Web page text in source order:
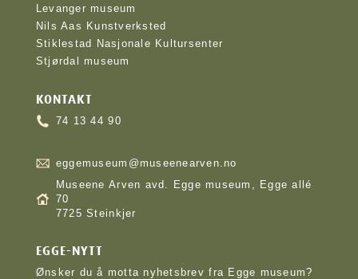
Levanger museum
Nils Aas Kunstverksted
Stiklestad Nasjonale Kultursenter
Stjørdal museum
KONTAKT
74 13 44 90
eggemuseum@museenearven.no
Museene Arven avd. Egge museum, Egge allé
70
7725 Steinkjer
EGGE-NYTT
Ønsker du å motta nyhetsbrev fra Egge museum?